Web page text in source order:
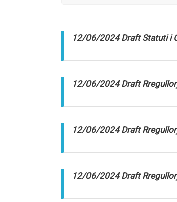
12/06/2024 Draft Statuti i
12/06/2024 Draft
12/06/2024 Draft
12/06/2024 Draft